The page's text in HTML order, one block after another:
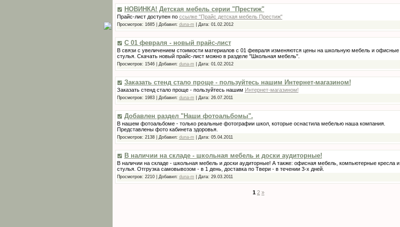
НОВИНКА! Детская мебель серии "Престиж"
Прайс-лист доступен по ссылке "Прайс детская мебель Престиж"
Просмотров: 1685 Добавил: duna-m Дата: 01.02.2012
С 01 февраля - новый прайс-лист
В связи с увеличением стоимости материалов с 01 февраля изменяются цены на школьную мебель и офисные
стулья. Скачать новый прайс-лист можно в разделе "Школьная мебель".
Просмотров: 1546 Добавил: duna-m Дата: 01.02.2012
Заказать стенд стало проще - пользуйтесь нашим Интернет-магазином!
Заказать стенд стало проще - пользуйтесь нашим Интернет-магазином!
Просмотров: 1983 Добавил: duna-m Дата: 26.07.2011
Добавлен раздел "Наши фотоальбомы".
В нашем фотоальбоме - только реальные фотографии школ, которые оснастила мебелью наша компания.
Представлены фото кабинета здоровья.
Просмотров: 2138 Добавил: duna-m Дата: 05.04.2011
В наличии на складе - школьная мебель и доски аудиторные!
В наличии на складе - школьная мебель и доски аудиторные! А также: офисная мебель, компьютерные кресла и
стулья. Отгрузка самовывозом - в 1 день, доставка по Твери - в течении 3-х дней.
Просмотров: 2210 Добавил: duna-m Дата: 29.03.2011
1 2 »